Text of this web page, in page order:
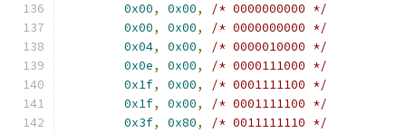
0x00, 0x00,
/* 0000000000 */
0x00, 0x00,
/* 0000000000 */
0x04, 0x00,
/* 0000010000 */
0x0e, 0x00,
/* 0000111000 */
0x1f, 0x00,
/* 0001111100 */
0x1f, 0x00,
/* 0001111100 */
0x3f, 0x80,
/* 0011111110 */